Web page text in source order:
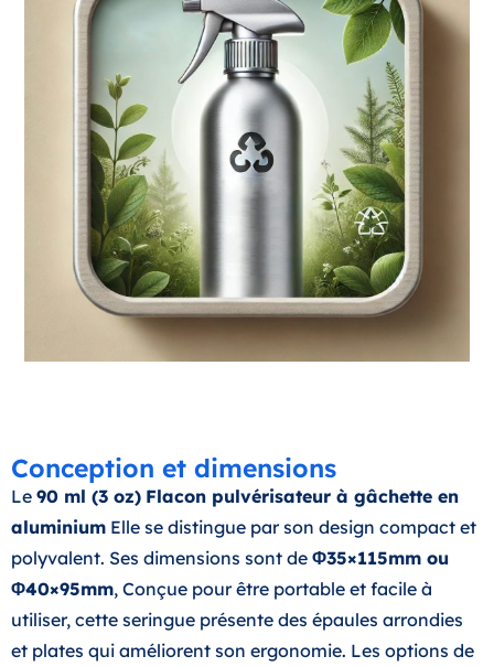
Conception et dimensions
Le 90 ml (3 oz) Flacon pulvérisateur à gâchette en
aluminium Elle se distingue par son design compact et
polyvalent. Ses dimensions sont de Φ35×115mm ou
Φ40×95mm, Conçue pour être portable et facile à
utiliser, cette seringue présente des épaules arrondies
et plates qui améliorent son ergonomie. Les options de